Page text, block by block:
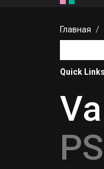
Главная
Quick